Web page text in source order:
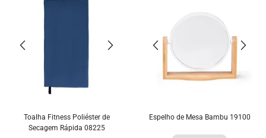
Toalha Fitness Poliéster de
Secagem Rápida 08225
Espelho de Mesa Bambu 19100